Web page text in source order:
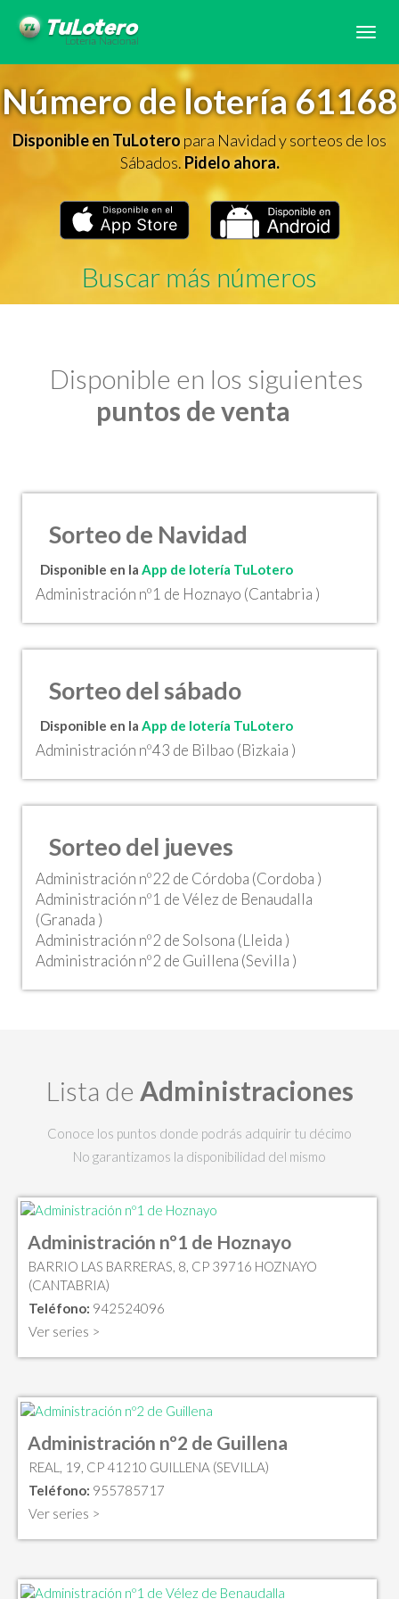
Número de lotería 61168
Disponible en TuLoteropara Navidad y sorteos de los
Sábados.Pidelo ahora.
Buscar más números
Disponible en los siguientes
puntos de venta
Sorteo de Navidad
Disponible en la App de lotería TuLotero
Administración nº1 de Hoznayo (Cantabria )
Sorteo del sábado
Disponible en la App de lotería TuLotero
Administración nº43 de Bilbao (Bizkaia )
Sorteo del jueves
Administración nº22 de Córdoba (Cordoba )
Administración nº1 de Vélez de Benaudalla
(Granada )
Administración nº2 de Solsona (Lleida )
Administración nº2 de Guillena (Sevilla )
Lista de Administraciones
Conoce los puntos donde podrás adquirir tu décimo
No garantizamos la disponibilidad del mismo
Administración nº1 de Hoznayo
BARRIO LAS BARRERAS, 8, CP 39716 HOZNAYO
(CANTABRIA)
Teléfono: 942524096
Ver series >
Administración nº2 de Guillena
REAL, 19, CP 41210 GUILLENA (SEVILLA)
Teléfono: 955785717
Ver series >